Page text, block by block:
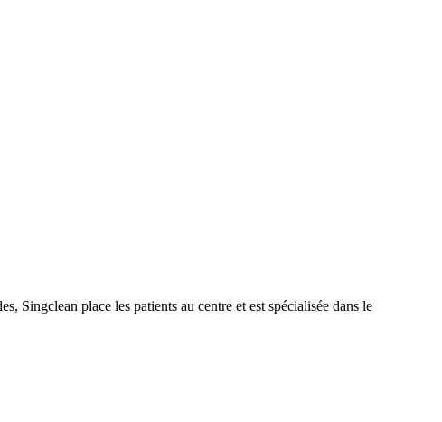
Singclean place les patients au centre et est spécialisée dans le